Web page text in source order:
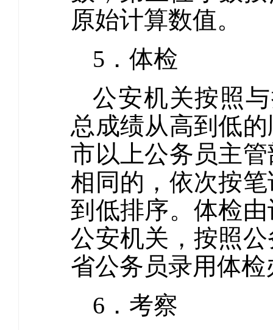
原始计算数值。
5．体检
公安机关按照
总成绩从高到低
市以上公务员主
相同的，依次按
到低排序。体检
公安机关，按照
省公务员录用体
6．考察